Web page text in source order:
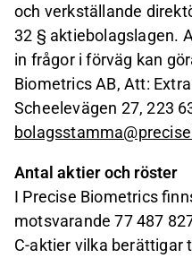
och verkställande
32 § aktiebolagslagen.
in frågor i förväg kan
Biometrics AB, Att:
Scheelevägen 27, 223
Antal aktier och röster
I Precise Biometrics
motsvarande 77 487
C‑aktier vilka berättigar